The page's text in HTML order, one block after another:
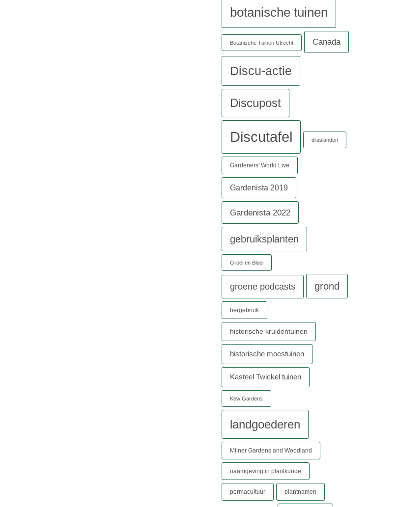
botanische tuinen
Botanische Tuinen Utrecht Canada
Discu-actie
Discupost
Discutafel draslanden
Gardeners' World Live
Gardenista 2019
Gardenista 2022
gebruiksplanten
Groei en Bloei
groene podcasts grond
hergebruik
historische kruidentuinen
historische moestuinen
Kasteel Twickel tuinen
Kew Gardens
landgoederen
Milner Gardens and Woodland
naamgeving in plantkunde
permacultuur plantnamen